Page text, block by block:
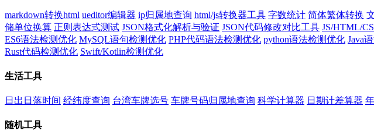
markdown转换html ueditor编辑器 ip归属地查询 html/js转换器工具 字数统计 简体繁体转换
储单位换算 正则表达式测试 JSON格式化解析与验证 JSON代码修改对比工具 JS/HTML/
ES6语法检测优化 MySQL语句检测优化 PHP代码语法检测优化 python语法检测优化 Java
Rust代码检测优化 Swift/Kotlin检测优化
生活工具
日出日落时间 经纬度查询 台湾车牌选号 车牌号码归属地查询 科学计算器 日期计差算器
随机工具